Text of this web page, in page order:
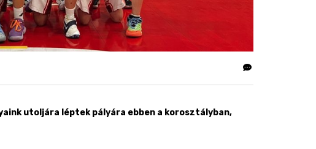
utoljára léptek pályára ebben a korosztályban,